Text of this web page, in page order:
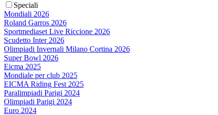
Speciali
Mondiali 2026
Roland Garros 2026
Sportmediaset Live Riccione 2026
Scudetto Inter 2026
Olimpiadi Invernali Milano Cortina 2026
Super Bowl 2026
Eicma 2025
Mondiale per club 2025
EICMA Riding Fest 2025
Paralimpiadi Parigi 2024
Olimpiadi Parigi 2024
Euro 2024